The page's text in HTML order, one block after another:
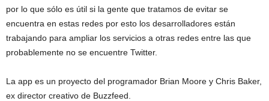
por lo que sólo es útil si la gente que tratamos de evitar se
encuentra en estas redes por esto los desarrolladores están
trabajando para ampliar los servicios a otras redes entre las que
probablemente no se encuentre Twitter.
La app es un proyecto del programador Brian Moore y Chris Baker,
ex director creativo de Buzzfeed.